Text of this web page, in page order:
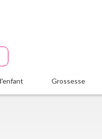
Grossesse